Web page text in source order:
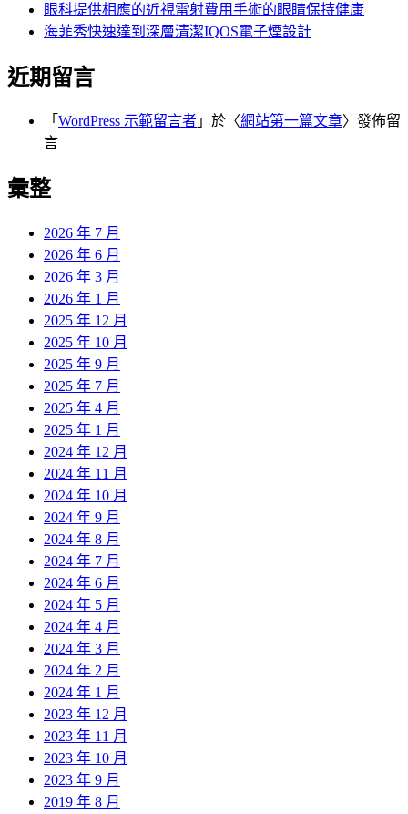
眼科提供相應的近視雷射費用手術的眼睛保持健康
海菲秀快速達到深層清潔IQOS電子煙設計
近期留言
「 WordPress 示範留言者 」於〈網站第一篇文章〉發佈留
言
彙整
2026 年 7 月
2026 年 6 月
2026 年 3 月
2026 年 1 月
2025 年 12 月
2025 年 10 月
2025 年 9 月
2025 年 7 月
2025 年 4 月
2025 年 1 月
2024 年 12 月
2024 年 11 月
2024 年 10 月
2024 年 9 月
2024 年 8 月
2024 年 7 月
2024 年 6 月
2024 年 5 月
2024 年 4 月
2024 年 3 月
2024 年 2 月
2024 年 1 月
2023 年 12 月
2023 年 11 月
2023 年 10 月
2023 年 9 月
2019 年 8 月